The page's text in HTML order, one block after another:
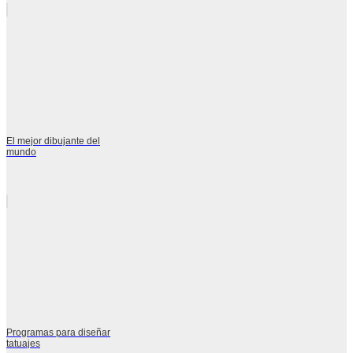
El mejor dibujante del
mundo
Programas para diseñar
tatuajes